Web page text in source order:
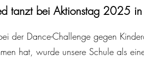
tanzt bei Aktionstag 2025
der Dance-Challenge gegen
hat, wurde unsere Schule als